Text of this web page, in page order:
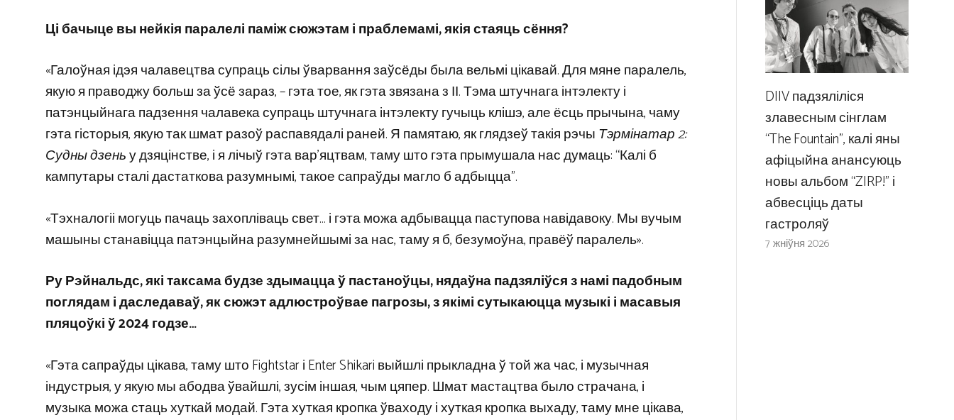
Ці бачыце вы нейкія паралелі паміж сюжэтам і праблемамі, якія стаяць сёння?
«Галоўная ідэя чалавецтва супраць сілы ўварвання заўсёды была вельмі цікавай. Для мяне паралель,
якую я праводжу больш за ўсё зараз, – гэта тое, як гэта звязана з ІІ. Тэма штучнага інтэлекту і
патэнцыйнага падзення чалавека супраць штучнага інтэлекту гучыць клішэ, але ёсць прычына, чаму
гэта гісторыя, якую так шмат разоў распавядалі раней. Я памятаю, як глядзеў такія рэчыТэрмінатар 2:
Судны дзеньу дзяцінстве, і я лічыў гэта вар’яцтвам, таму што гэта прымушала нас думаць: “Калі б
кампутары сталі дастаткова разумнымі, такое сапраўды магло б адбыцца”.
«Тэхналогіі могуць пачаць захопліваць свет… і гэта можа адбывацца паступова навідавоку. Мы вучым
машыны станавіцца патэнцыйна разумнейшымі за нас, таму я б, безумоўна, правёў паралель».
Ру Рэйнальдс, які таксама будзе здымацца ў пастаноўцы, нядаўна падзяліўся з намі падобным
поглядам і даследаваў, як сюжэт адлюстроўвае пагрозы, з якімі сутыкаюцца музыкі і масавыя
пляцоўкі ў 2024 годзе…
«Гэта сапраўды цікава, таму што Fightstar і Enter Shikari выйшлі прыкладна ў той жа час, і музычная
індустрыя, у якую мы абодва ўвайшлі, зусім іншая, чым цяпер. Шмат мастацтва было страчана, і
музыка можа стаць хуткай модай. Гэта хуткая кропка ўваходу і хуткая кропка выхаду, таму мне цікава,
DIIV падзяліліся
злавесным сінглам
“The Fountain”, калі яны
афіцыйна анансуюць
новы альбом “ZIRP!” і
абвесціць даты
гастроляў
7 жніўня 2026